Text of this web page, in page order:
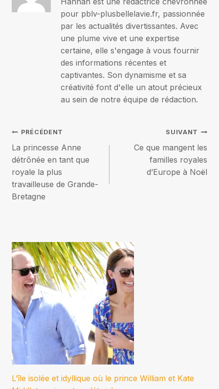
pour pblv-plusbellelavie.fr, passionnée
par les actualités divertissantes. Avec
une plume vive et une expertise
certaine, elle s'engage à vous fournir
des informations récentes et
captivantes. Son dynamisme et sa
créativité font d'elle un atout précieux
au sein de notre équipe de rédaction.
Navigation
de
l’article
PRÉCÉDENT
La princesse Anne
détrônée en tant que
royale la plus
travailleuse de Grande-
Bretagne
SUIVANT
Ce que mangent les
familles royales
d’Europe à Noël
L’île isolée et idyllique où le prince William et Kate